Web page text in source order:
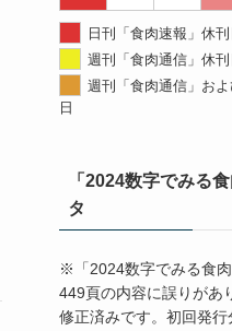
日刊「食肉速報」休刊
週刊「食肉通信」休刊
週刊「食肉通信」お
日
「2024数字でみる
タ
※「2024数字でみる食
449頁の内容に誤りがあ
修正済みです。初回発